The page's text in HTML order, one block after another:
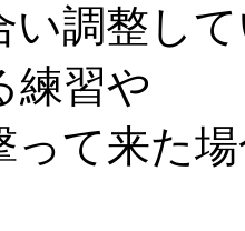
い調整し
練習や
って来た